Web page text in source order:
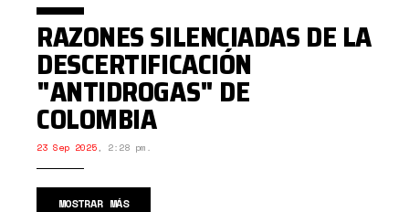
RAZONES SILENCIADAS DE LA
DESCERTIFICACIÓN
"ANTIDROGAS" DE
COLOMBIA
23 Sep 2025, 2:28 pm.
MOSTRAR MÁS